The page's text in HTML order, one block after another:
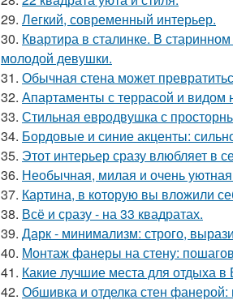
29. Легкий, современный интерьер.
30. Квартира в сталинке. В
молодой девушки.
31. Обычная стена может
32. Апартаменты с террасой и видом
33. Стильная евродвушка с
34. Бордовые и синие акценты:
35. Этот интерьер сразу влюбляет в
36. Необычная, милая и очень
37. Картина, в которую вы вложили
38. Всё и сразу - на 33 квадратах.
39. Дарк - минимализм: строго,
40. Монтаж фанеры на стену:
41. Какие лучшие места для отдыха в
42. Обшивка и отделка стен фанерой: